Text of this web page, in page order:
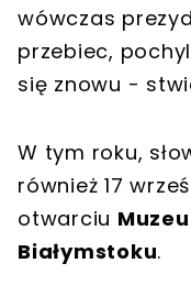
wówczas
przebiec,
się znowu -
W tym roku,
również 17
otwarciu
Białymstoku.